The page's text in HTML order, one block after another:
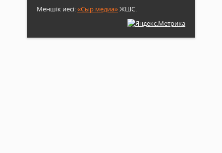
Меншік иесі:«Сыр медиа»ЖШС.